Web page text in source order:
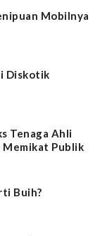
Mobilnya
Diskotik
Tenaga Ahli
Memikat Publik
Buih?